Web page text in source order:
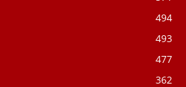
494
493
477
362